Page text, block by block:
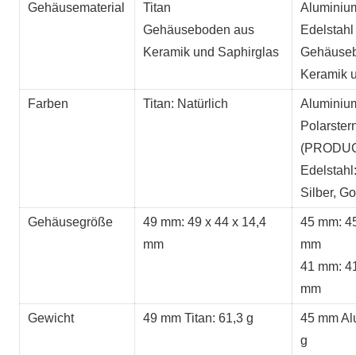
Gehäusematerial
Titan
Gehäuseboden aus
Keramik und Saphirglas
Edelstahl
Keramik
Farben Titan: Natürlich
Silber,
Gehäusegröße
49 mm: 49 x 44 x 14,4
mm
45 mm:
mm
41 mm:
mm
Gewicht 49 mm Titan: 61,3 g
45 mm
g